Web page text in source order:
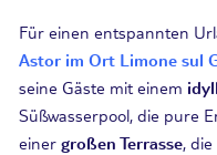
Für einen entspannten
Astor im Ort Limone sul
seine Gäste mit einem
Süßwasserpool, die pure
einer großen Terrasse,